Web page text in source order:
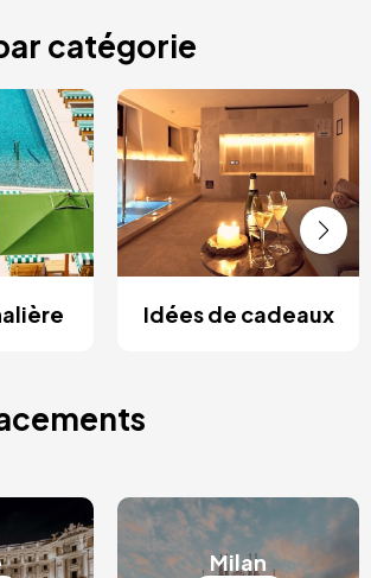
catégorie
Idées de cadeaux
Image
Milan